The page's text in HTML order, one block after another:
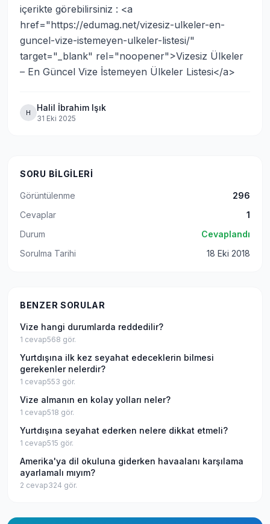
içerikte görebilirsiniz : <a
href="https://edumag.net/vizesiz-ulkeler-en-
guncel-vize-istemeyen-ulkeler-listesi/"
target="_blank" rel="noopener">Vizesiz Ülkeler
– En Güncel Vize İstemeyen Ülkeler Listesi</a>
H Halil İbrahim Işık
31 Eki 2025
SORU BILGILERI
Görüntülenme
296
Cevaplar
1
Durum
Cevaplandı
Sorulma Tarihi
18 Eki 2018
BENZER SORULAR
Vize hangi durumlarda reddedilir?
1 cevap568 gör.
Yurtdışına ilk kez seyahat edeceklerin bilmesi
gerekenler nelerdir?
1 cevap553 gör.
Vize almanın en kolay yolları neler?
1 cevap518 gör.
Yurtdışına seyahat ederken nelere dikkat etmeli?
1 cevap515 gör.
Amerika'ya dil okuluna giderken havaalanı karşılama
ayarlamalı mıyım?
2 cevap324 gör.